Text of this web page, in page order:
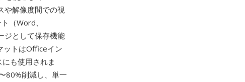
や解像度間での視
（Word、
ジとして保存機能
ットはOfficeイン
も使用されま
80%削減し、単一